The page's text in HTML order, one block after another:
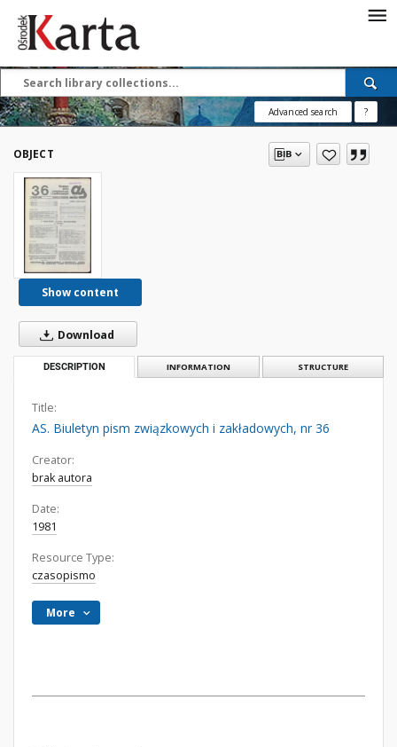
Advanced search ?
OBJECT
Show content
Download
DESCRIPTION INFORMATION STRUCTURE
Title:
AS. Biuletyn pism związkowych i zakładowych, nr 36
Creator:
brak autora
Date:
1981
Resource Type:
czasopismo
More
Save the priceless
testimonies of the
20th century
These materials are available free
of charge thanks to the joint efforts
of people like you—people who care
about preserving history.
For over 40 years, we have been
working together to preserve and
disseminate authentic testimonies
from the 20th and 21st centuries—
so that everyone can access them
today and in the future.
Support